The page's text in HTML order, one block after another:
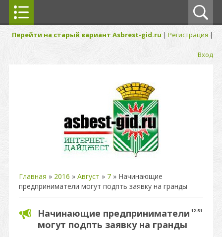
Перейти на старый вариант Asbrest-gid.ru | Регистрация |
Вход
Главная » 2016 » Август » 7 » Начинающие
предприниматели могут подпть заявку на гранды
12:51
Начинающие предприниматели
могут подпть заявку на гранды